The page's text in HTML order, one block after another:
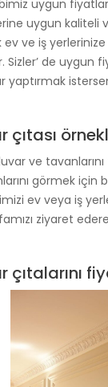
uygun
uygun kaliteli
ev ve iş yerlerinize
de uygun
yaptırmak
ve
görmek için
ev veya iş
ziyaret